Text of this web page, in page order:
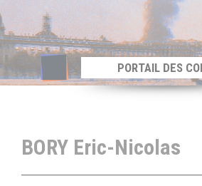
Panneau de gestion des cookies
PORTAIL DES
BORY Eric-Nicolas